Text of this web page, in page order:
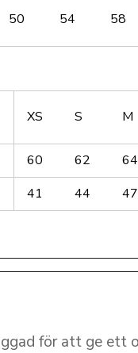
50 54 58
XS S M
60 62 64
41 44 47